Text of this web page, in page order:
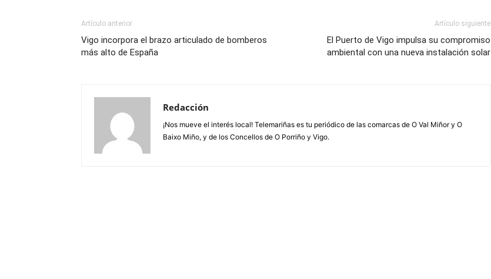
Artículo anterior
Vigo incorpora el brazo articulado de bomberos
más alto de España
Artículo siguiente
El Puerto de Vigo impulsa su compromiso
ambiental con una nueva instalación solar
Redacción
¡Nos mueve el interés local! Telemariñas es tu periódico de las comarcas de O Val Miñor y O
Baixo Miño, y de los Concellos de O Porriño y Vigo.